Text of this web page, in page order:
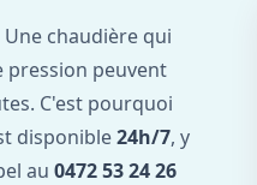
chaudière qui
pression peuvent
C'est pourquoi
disponible24h/7, y
au 0472 53 24 26